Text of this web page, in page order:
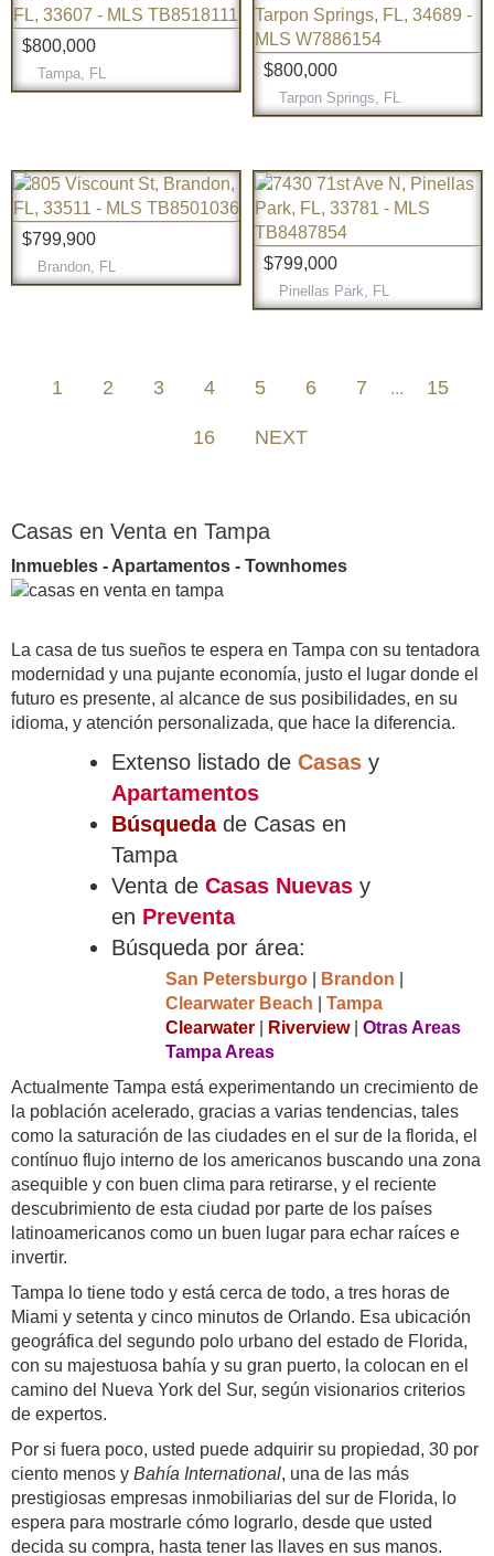
$800,000
Tampa, FL $800,000
Tarpon Springs, FL
$799,900
Brandon, FL $799,000
Pinellas Park, FL
1 2 3 4 5 6 7 ... 15
16 NEXT
Casas en Venta en Tampa
Inmuebles - Apartamentos - Townhomes
La casa de tus sueños te espera en Tampa con su tentadora
modernidad y una pujante economía, justo el lugar donde el
futuro es presente, al alcance de sus posibilidades, en su
idioma, y atención personalizada, que hace la diferencia.
Extenso listado de Casasy
Apartamentos
Búsquedade Casas en
Tampa
Venta de Casas Nuevasy
en Preventa
Búsqueda por área:
San Petersburgo Brandon
Clearwater Beach
Tampa
Clearwater
Riverview| Otras Areas
Tampa Areas
Actualmente Tampa está experimentando un crecimiento de
la población acelerado, gracias a varias tendencias, tales
como la saturación de las ciudades en el sur de la florida, el
contínuo flujo interno de los americanos buscando una zona
asequible y con buen clima para retirarse, y el reciente
descubrimiento de esta ciudad por parte de los países
latinoamericanos como un buen lugar para echar raíces e
invertir.
Tampa lo tiene todo y está cerca de todo, a tres horas de
Miami y setenta y cinco minutos de Orlando. Esa ubicación
geográfica del segundo polo urbano del estado de Florida,
con su majestuosa bahía y su gran puerto, la colocan en el
camino del Nueva York del Sur, según visionarios criterios
de expertos.
Por si fuera poco, usted puede adquirir su propiedad, 30 por
ciento menos y Bahía International, una de las más
prestigiosas empresas inmobiliarias del sur de Florida, lo
espera para mostrarle cómo lograrlo, desde que usted
decida su compra, hasta tener las llaves en sus manos.